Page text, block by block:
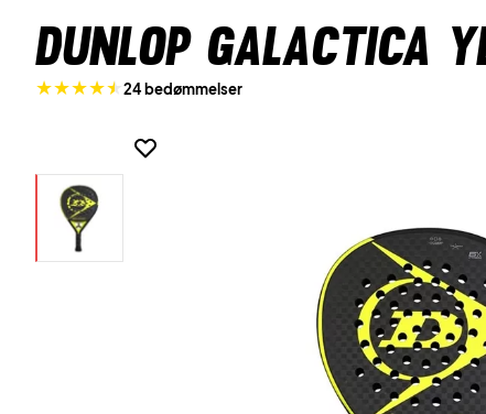
Dunlop Galactica
24 bedømmelser